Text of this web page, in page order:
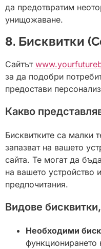
да предотвратим
унищожаване.
8. Бисквитки
Сайтът
за да подобри
предостави
Какво
Бисквитките са малки
запазват на вашето
сайта. Те могат да
на вашето устройство
предпочитания.
Видове
Необходими
функционирането